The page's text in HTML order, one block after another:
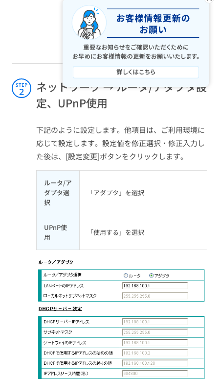
STEP
2
ネットワーク → ルータ/アダプタ設
定、UPnP使用
下記のように設定します。他項目は、ご利用環境に
応じて設定します。設定値を修正選択・修正入力し
た後は、[設定変更]ボタンをクリックします。
ルータ/ア
ダプタ選
択
「アダプタ」を選択
UPnP使
用
「使用する」を選択